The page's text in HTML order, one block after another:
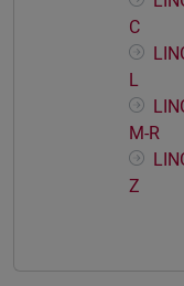
C
L
M-R
Z